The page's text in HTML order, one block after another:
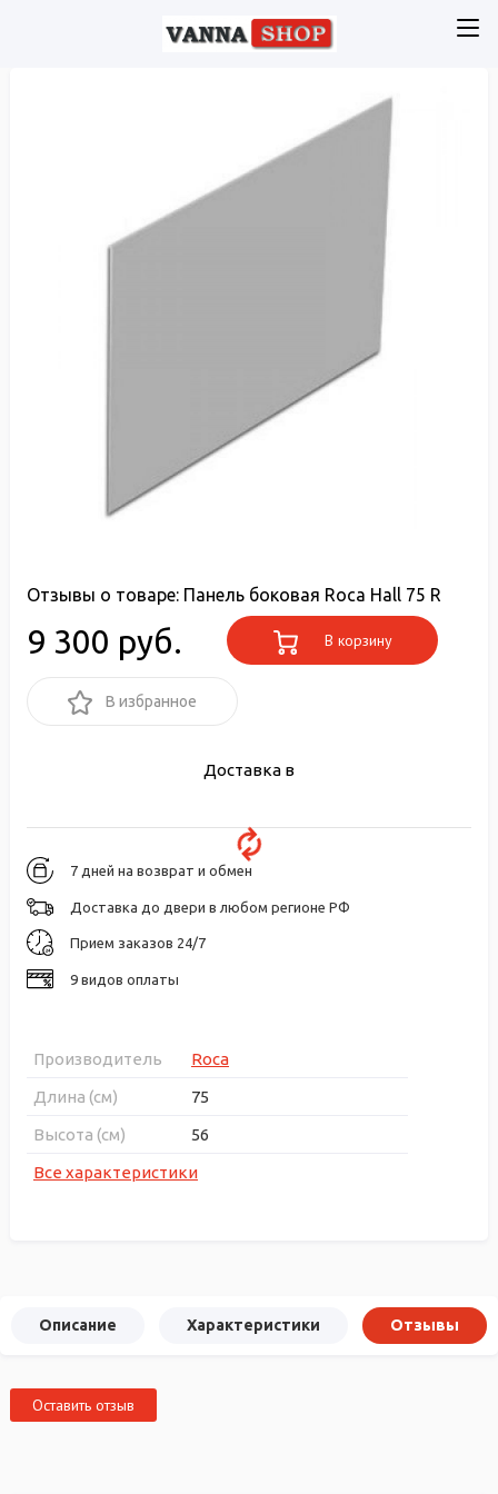
Отзывы о товаре: Панель боковая Roca Hall 75 R
9 300 руб. В корзину
В избранное
Доставка в
7 дней на возврат и обмен
Доставка до двери в любом регионе РФ
Прием заказов 24/7
9 видов оплаты
Производитель
Roca
Длина (см)
75
Высота (см)
56
Все характеристики
Описание Характеристики Отзывы
Оставить отзыв